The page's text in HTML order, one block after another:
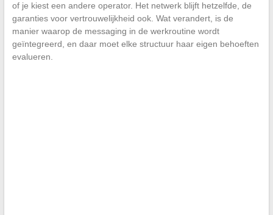
of je kiest een andere operator. Het netwerk blijft hetzelfde, de
garanties voor vertrouwelijkheid ook. Wat verandert, is de
manier waarop de messaging in de werkroutine wordt
geïntegreerd, en daar moet elke structuur haar eigen behoeften
evalueren.